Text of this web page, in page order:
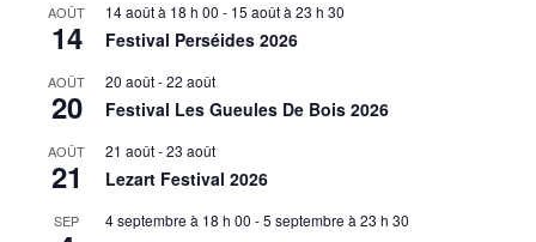
AOÛT
14
14 août à 18 h 00 - 15 août à 23 h 30
Festival Perséides 2026
AOÛT
20
20 août-22 août
Festival Les Gueules De Bois 2026
AOÛT
21
21 août-23 août
Lezart Festival 2026
SEP 4 septembre à 18 h 00 -5 septembre à 23 h 30